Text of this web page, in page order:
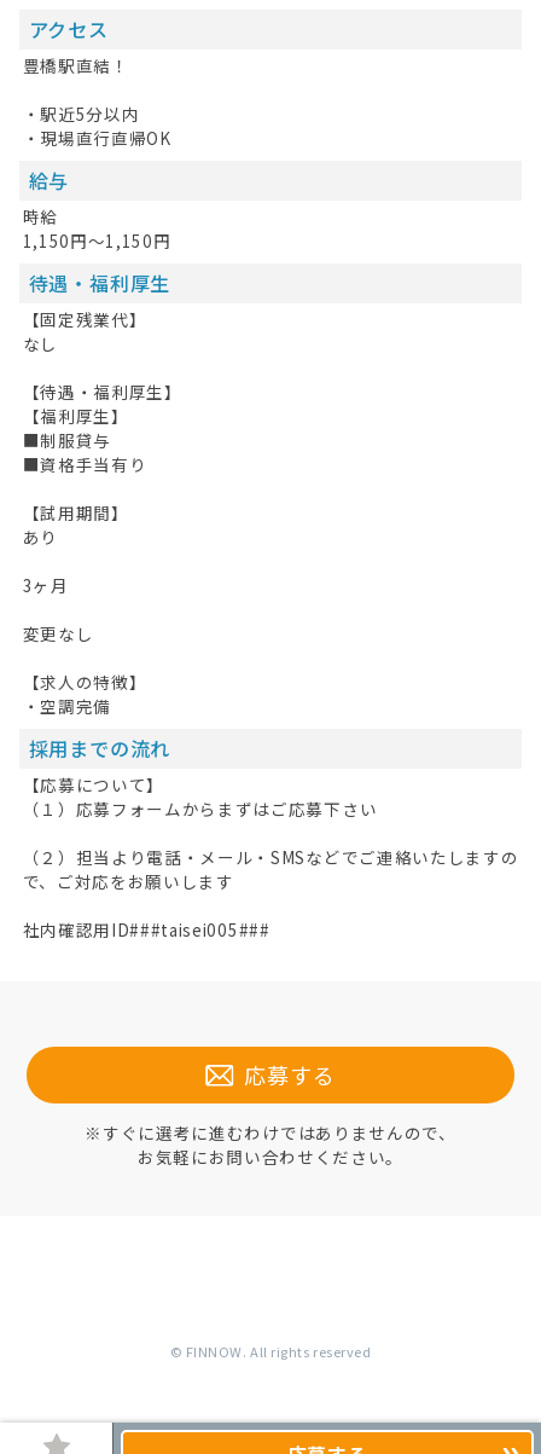
アクセス
豊橋駅直結！
・駅近5分以内
・現場直行直帰OK
給与
時給
1,150円～1,150円
待遇・福利厚生
【固定残業代】
なし
【待遇・福利厚生】
【福利厚生】
■制服貸与
■資格手当有り
【試用期間】
あり
3ヶ月
変更なし
【求人の特徴】
・空調完備
採用までの流れ
【応募について】
（１）応募フォームからまずはご応募下さい
（２）担当より電話・メール・SMSなどでご連絡いたしますの
で、ご対応をお願いします
社内確認用ID###taisei005###
応募する
※すぐに選考に進むわけではありませんので、
お気軽にお問い合わせください。
© FINNOW. All rights reserved